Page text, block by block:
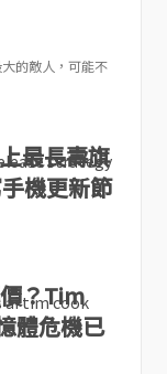
的敵人，可能不
最長壽旗
機更新節
？Tim
體危機已